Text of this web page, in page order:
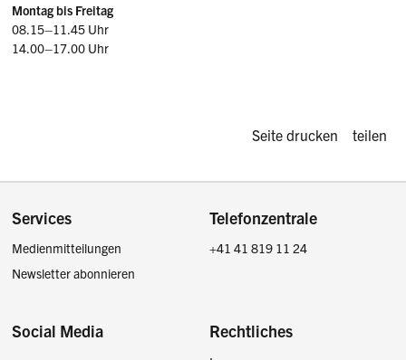
Montag bis Freitag
08.15–11.45 Uhr
14.00–17.00 Uhr
Diese Seite
Seite drucken teilen
Footer
Services
Medienmitteilungen
Newsletter abonnieren
Telefonzentrale
+41 41 819 11 24
Social Media Rechtliches